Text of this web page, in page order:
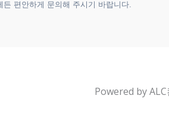
편안하게 문의해 주시기 바랍니다.
Powered by